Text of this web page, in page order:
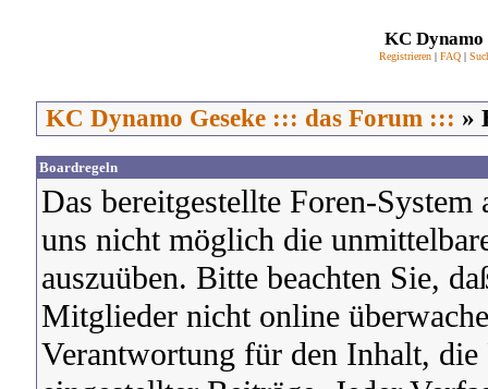
KC
Registrieren | FAQ |
KC Dynamo Geseke ::: das Forum ::: »
Boardregeln
Das bereitgestellte Foren-
uns nicht möglich die
auszuüben. Bitte beachten Sie,
Mitglieder nicht online
Verantwortung für den Inhalt,